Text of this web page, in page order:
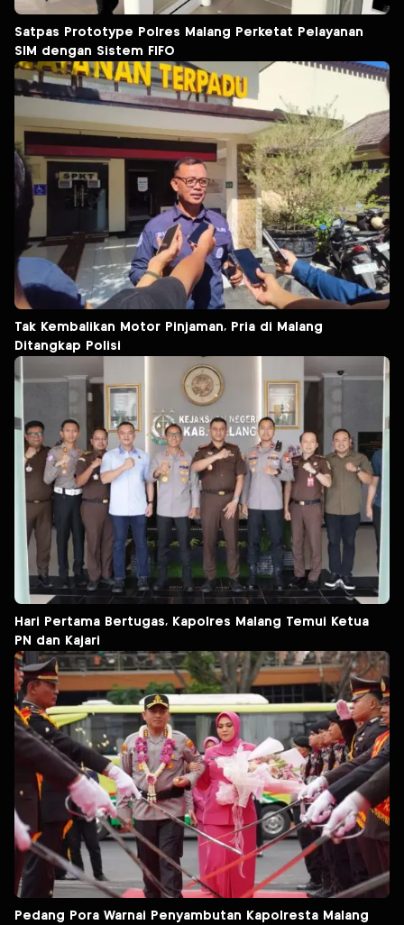
Satpas Prototype Polres Malang Perketat Pelayanan
SIM dengan Sistem FIFO
Tak Kembalikan Motor Pinjaman, Pria di Malang
Ditangkap Polisi
Hari Pertama Bertugas, Kapolres Malang Temui Ketua
PN dan Kajari
Pedang Pora Warnai Penyambutan Kapolresta Malang